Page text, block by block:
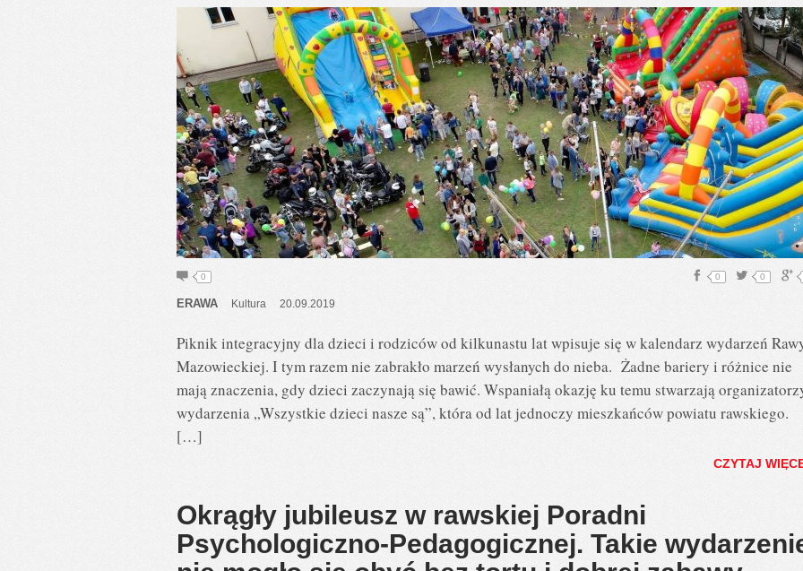
0 0
0
ERAWA Kultura 20.09.2019
Piknik integracyjny dla dzieci i rodziców od kilkunastu lat wpisuje się w kalendarz wydarzeń
Mazowieckiej. I tym razem nie zabrakło marzeń wysłanych do nieba. Żadne bariery i różnice nie
mają znaczenia, gdy dzieci zaczynają się bawić. Wspaniałą okazję ku temu stwarzają
wydarzenia „Wszystkie dzieci nasze są”, która od lat jednoczy mieszkańców powiatu rawskiego.
[…]
CZYTAJ
Okrągły jubileusz w rawskiej Poradni
Psychologiczno-Pedagogicznej. Takie